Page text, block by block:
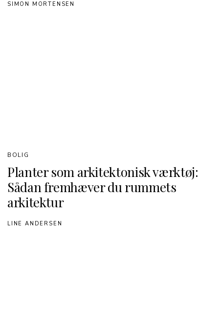
SIMON MORTENSEN
Planter som arkitektonisk værktøj:
Sådan fremhæver du rummets
arkitektur
BOLIG
LINE ANDERSEN